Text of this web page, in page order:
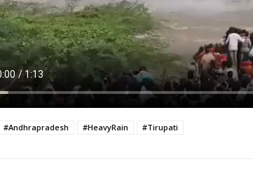
#Andhrapradesh #HeavyRain #Tirupati